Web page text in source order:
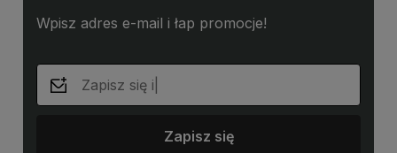
Wpisz adres e-mail i łap promocje!
Zapisz się